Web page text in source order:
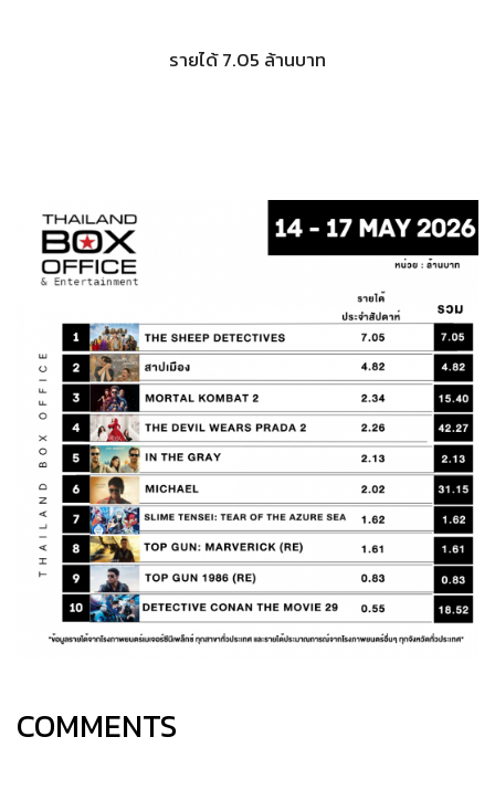
รายได้ 7.05 ล้านบาท
COMMENTS